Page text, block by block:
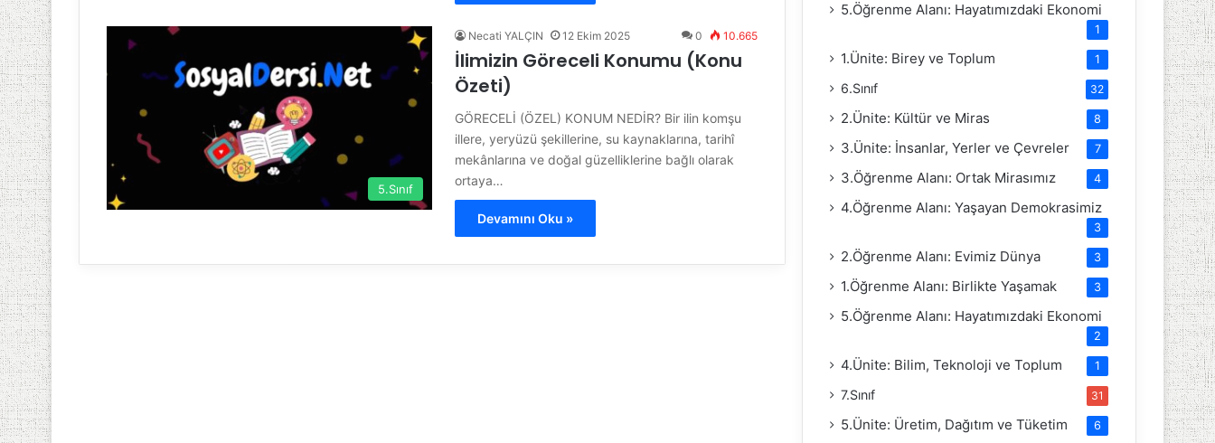
5.Sınıf
Necati YALÇIN 12 Ekim 2025 0 10.665
İlimizin Göreceli Konumu (Konu
Özeti)
GÖRECELİ (ÖZEL) KONUM NEDİR? Bir ilin komşu
illere, yeryüzü şekillerine, su kaynaklarına, tarihî
mekânlarına ve doğal güzelliklerine bağlı olarak
ortaya…
Devamını Oku »
5.Öğrenme Alanı: Hayatımızdaki Ekonomi
1
1.Ünite: Birey ve Toplum 1
6.Sınıf 32
2.Ünite: Kültür ve Miras 8
3.Ünite: İnsanlar, Yerler ve Çevreler 7
3.Öğrenme Alanı: Ortak Mirasımız 4
4.Öğrenme Alanı: Yaşayan Demokrasimiz
3
2.Öğrenme Alanı: Evimiz Dünya 3
1.Öğrenme Alanı: Birlikte Yaşamak 3
5.Öğrenme Alanı: Hayatımızdaki Ekonomi
2
4.Ünite: Bilim, Teknoloji ve Toplum 1
7.Sınıf 31
5.Ünite: Üretim, Dağıtım ve Tüketim 6